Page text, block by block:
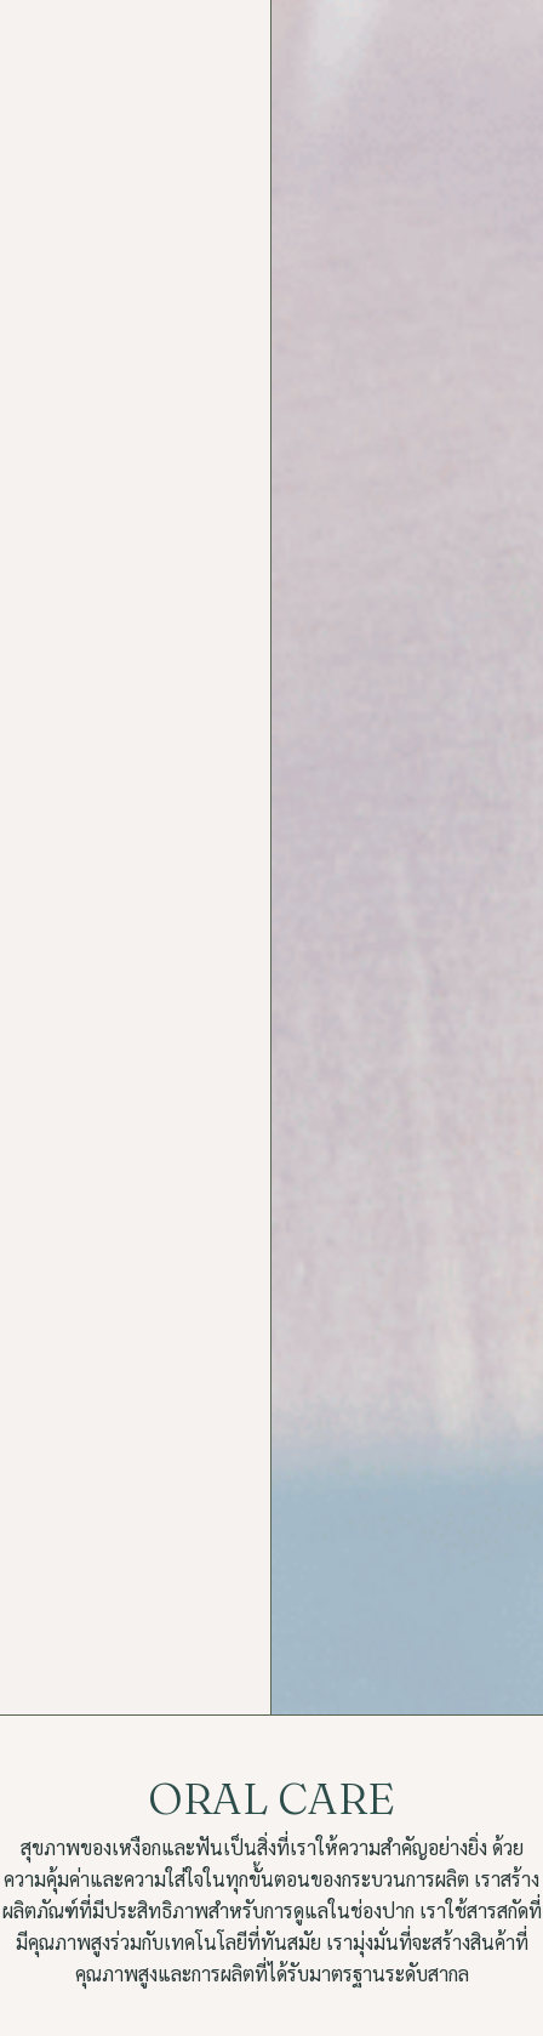
ORAL CARE
สุขภาพของเหงือกและฟันเป็นสิ่งที่เราให้ความสำคัญอย่างยิ่ง ด้วย
ความคุ้มค่าและความใส่ใจในทุกขั้นตอนของกระบวนการผลิต เราสร้าง
ผลิตภัณฑ์ที่มีประสิทธิภาพสำหรับการดูแลในช่องปาก เราใช้สารสกัดที่
มีคุณภาพสูงร่วมกับเทคโนโลยีที่ทันสมัย เรามุ่งมั่นที่จะสร้างสินค้าที่
คุณภาพสูงและการผลิตที่ได้รับมาตรฐานระดับสากล